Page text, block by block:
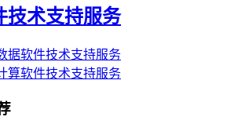
技术支持服务
据软件技术支持服务
算软件技术支持服务